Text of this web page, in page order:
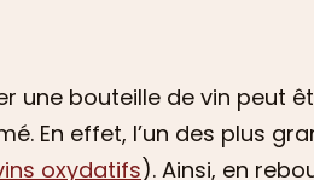
une bouteille de vin peut
En effet, l’un des plus
oxydatifs). Ainsi, en